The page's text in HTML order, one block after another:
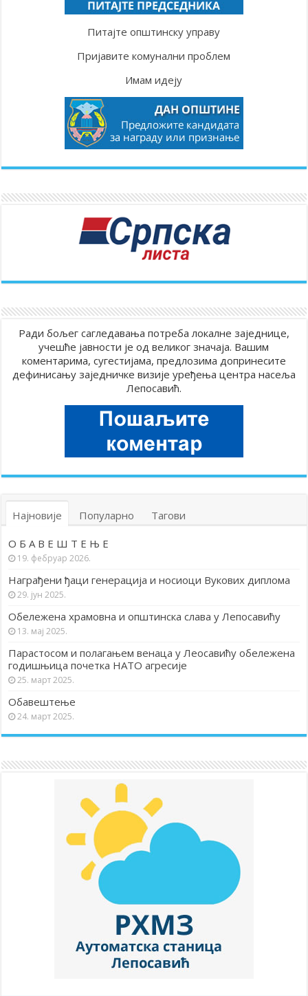
Питајте општинску управу
Пријавите комунални проблем
Имам идеју
Ради бољег сагледавања потреба локалне заједнице,
учешће јавности је од великог значаја. Вашим
коментарима, сугестијама, предлозима допринесите
дефинисању заједничке визије уређења центра насеља
Лепосавић.
Најновије Популарно Тагови
О Б А В Е Ш Т Е Њ Е
19. фебруар 2026.
Награђени ђаци генерација и носиоци Вукових диплома
29. јун 2025.
Обележена храмовна и општинска слава у Лепосавићу
13. мај 2025.
Парастосом и полагањем венаца у Леосавићу обележена
годишњица почетка НАТО агресије
25. март 2025.
Обавештење
24. март 2025.